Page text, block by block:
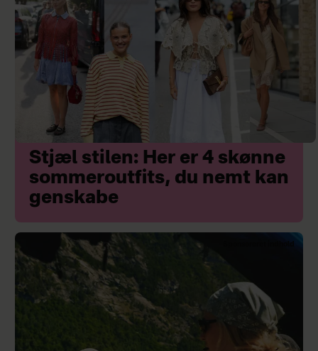
Stjæl stilen: Her er 4 skønne
sommeroutfits, du nemt kan
genskabe